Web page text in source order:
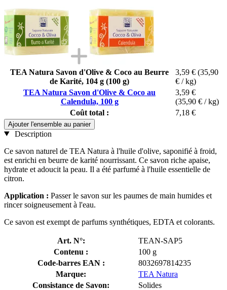
TEA Natura Savon d'Olive & Coco au Beurre
de Karité, 104 g (100 g)
3,59 € (35,90
€ / kg)
TEA Natura Savon d'Olive & Coco au
Calendula, 100 g
3,59 €
(35,90 € / kg)
Coût total :
7,18 €
Ajouter l'ensemble au panier
Description
Ce savon naturel de TEA Natura à l'huile d'olive, saponifié à froid,
est enrichi en beurre de karité nourrissant. Ce savon riche apaise,
hydrate et adoucit la peau. Il a été parfumé à l'huile essentielle de
citron.
Application : Passer le savon sur les paumes de main humides et
rincer soigneusement à l'eau.
Ce savon est exempt de parfums synthétiques, EDTA et colorants.
Art. N°:
TEAN-SAP5
Contenu :
100 g
Code-barres EAN :
8032697814235
Marque:
TEA Natura
Consistance de Savon:
Solides